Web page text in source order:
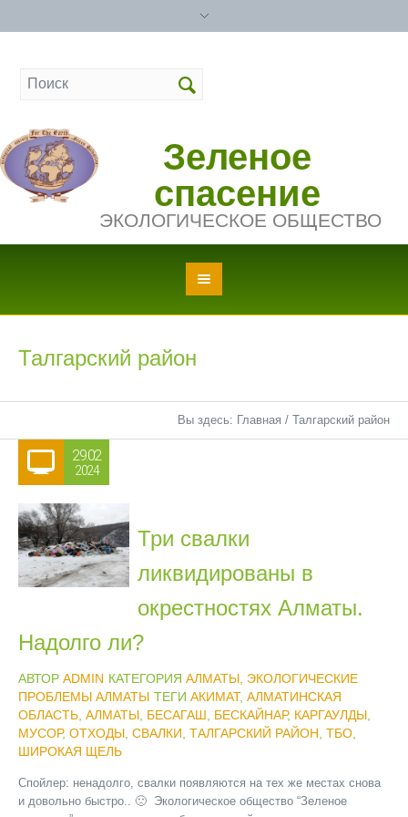
Зеленое
спасение
ЭКОЛОГИЧЕСКОЕ ОБЩЕСТВО
Талгарский район
Вы здесь: Главная / Талгарский район
29.02
2024
Три свалки
ликвидированы в
окрестностях Алматы.
Надолго ли?
АВТОР ADMIN КАТЕГОРИЯ АЛМАТЫ ЭКОЛОГИЧЕСКИЕ
ПРОБЛЕМЫ АЛМАТЫ ТЕГИ АКИМАТ, АЛМАТИНСКАЯ
ОБЛАСТЬ АЛМАТЫ БЕСАГАШ БЕСКАЙНАР, КАРГАУЛДЫ
МУСОР, ОТХОДЫ СВАЛКИ ТАЛГАРСКИЙ РАЙОН ТБО
ШИРОКАЯ ЩЕЛЬ
Спойлер: ненадолго, свалки появляются на тех же местах снова
и довольно быстро.. 🙁 Экологическое общество “Зеленое